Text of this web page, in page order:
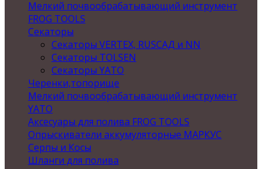
Мелкий почвообрабатывающий инструмент
FROG TOOLS
Секаторы
Секаторы VERTEX, RUSСАД и NN
Секаторы TOLSEN
Секаторы YATO
Черенки,топорище
Мелкий почвообрабатывающий инструмент
YATO
Аксесуары для полива FROG TOOLS
Опрыскиватели аккумуляторные МАРКУС
Серпы и Косы
Шланги для полива